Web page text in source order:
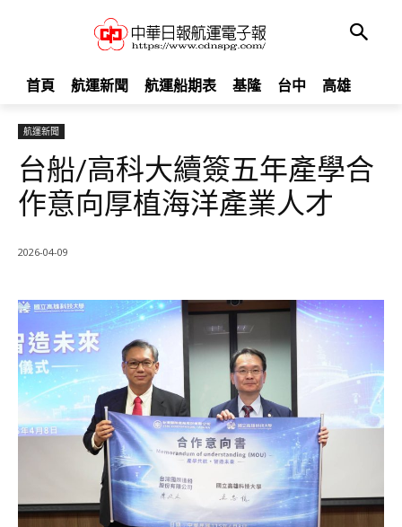
首頁 航運新聞 航運船期表 基隆 台中 高雄
航運新聞
台船/高科大續簽五年產學合
作意向厚植海洋產業人才
2026-04-09